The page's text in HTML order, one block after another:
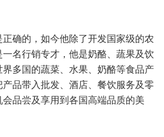
确的，如今他除了开发国家级的农
名行销专才，他是奶酪、蔬果及饮
多国的蔬菜、水果、奶酪等食品产
品带入批发、酒店、餐饮服务及零
品尝及享用到各国高端品质的美